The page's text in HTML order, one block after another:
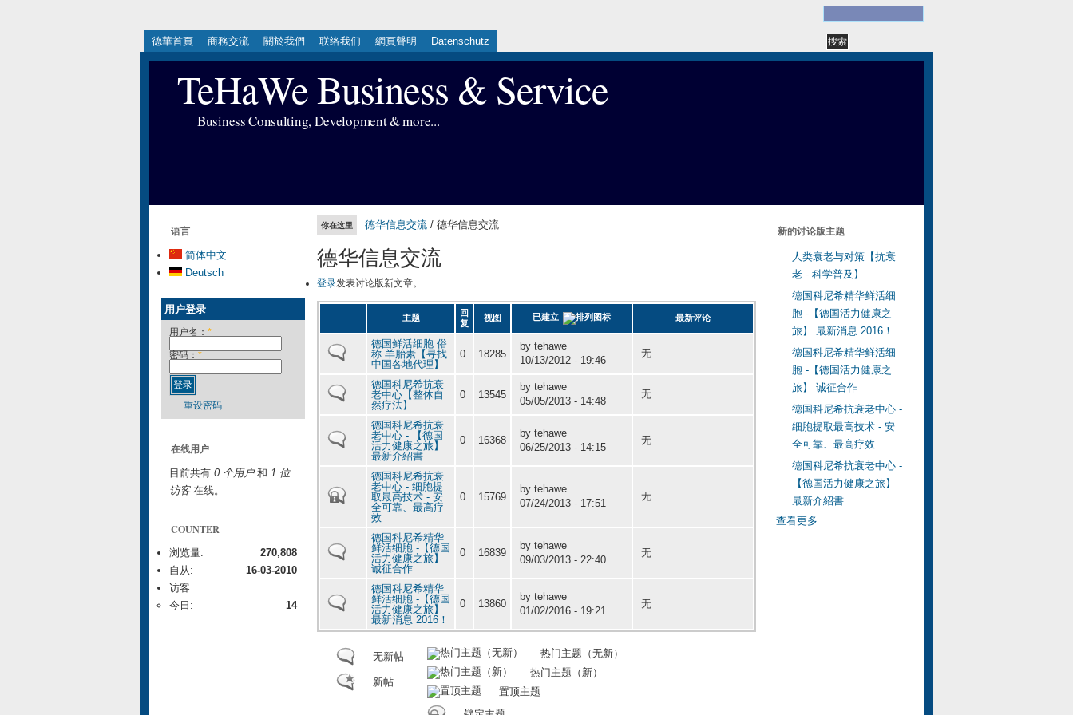
德華首頁 商務交流 關於我們 联络我们 網頁聲明 Datenschutz
TeHaWe Business & Service
Business Consulting, Development & more...
语言
简体中文
Deutsch
用户登录
用户名： *
密码： *
重设密码
在线用户
目前共有 0 个用户和 1 位
访客在线。
COUNTER
浏览量:
270,808
自从:
16-03-2010
访客
今日:
14
你在这里 德华信息交流 / 德华信息交流
德华信息交流
登录发表讨论版新文章。
主题
回
复
视图 已建立 最新评论
德国鲜活细胞 俗
称 羊胎素【寻找
中国各地代理】
0 18285
by tehawe
10/13/2012 - 19:46
无
德国科尼希抗衰
老中心【整体自
然疗法】
0 13545
by tehawe
05/05/2013 - 14:48
无
德国科尼希抗衰
老中心 - 【德国
活力健康之旅】
最新介紹書
0 16368
by tehawe
06/25/2013 - 14:15
无
德国科尼希抗衰
老中心 - 细胞提
取最高技术 - 安
全可靠、最高疗
效
0 15769
by tehawe
07/24/2013 - 17:51
无
德国科尼希精华
鲜活细胞 -【德国
活力健康之旅】
诚征合作
0 16839
by tehawe
09/03/2013 - 22:40
无
德国科尼希精华
鲜活细胞 -【德国
活力健康之旅】
最新消息 2016！
0 13860
by tehawe
01/02/2016 - 19:21
无
无新帖
新帖
热门主题（无新）
热门主题（新）
置顶主题
新的讨论版主题
人类衰老与对策【抗衰
老 - 科学普及】
德国科尼希精华鲜活细
胞 -【德国活力健康之
旅】 最新消息 2016！
德国科尼希精华鲜活细
胞 -【德国活力健康之
旅】 诚征合作
德国科尼希抗衰老中心 -
细胞提取最高技术 - 安
全可靠、最高疗效
德国科尼希抗衰老中心 -
【德国活力健康之旅】
最新介紹書
查看更多